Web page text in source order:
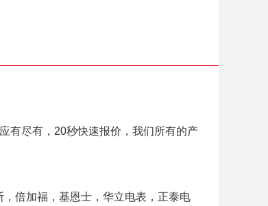
有尽有，20秒快速报价，我们所有的产
倍加福，基恩士，华立电表，正泰电